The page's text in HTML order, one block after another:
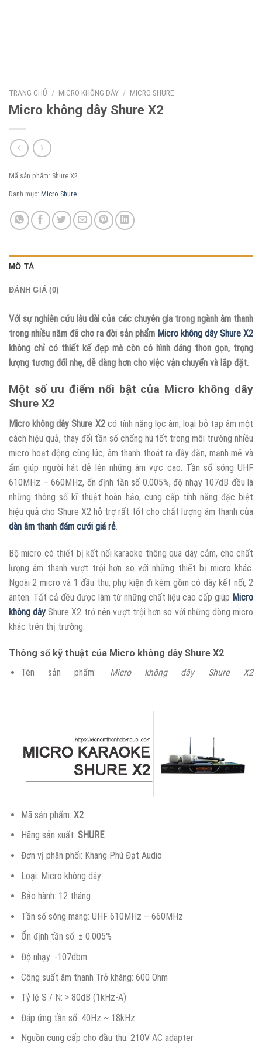
TRANG CHỦ / MICRO KHÔNG DÂY / MICRO SHURE
Micro không dây Shure X2
Mã sản phẩm: Shure X2
Danh mục: Micro Shure
MÔ TẢ
ĐÁNH GIÁ (0)
Với sự nghiên cứu lâu dài của các chuyên gia trong ngành âm thanh
trong nhiều năm đã cho ra đời sản phẩm Micro không dây Shure X2
không chỉ có thiết kế đẹp mà còn có hình dáng thon gọn, trọng
lượng tương đối nhẹ, dễ dàng hơn cho việc vận chuyển và lắp đặt.
Một số ưu điểm nổi bật của Micro không dây
Shure X2
Micro không dây Shure X2có tính năng lọc âm, loại bỏ tạp âm một
cách hiệu quả, thay đổi tần số chống hú tốt trong môi trường nhiều
micro hoạt động cùng lúc, âm thanh thoát ra đầy đặn, mạnh mẽ và
ấm giúp người hát dễ lên những âm vực cao. Tần số sóng UHF
610MHz – 660MHz, ổn định tần số 0.005%, độ nhạy 107dB đều là
những thông số kĩ thuật hoàn hảo, cung cấp tính năng đặc biệt
hiệu quả cho Shure X2 hỗ trợ rất tốt cho chất lượng âm thanh của
dàn âm thanh đám cưới giá rẻ
Bộ micro có thiết bị kết nối karaoke thông qua dây cắm, cho chất
lượng âm thanh vượt trội hơn so với những thiết bị micro khác.
Ngoài 2 micro và 1 đầu thu, phụ kiện đi kèm gồm có dây kết nối, 2
anten. Tất cả đều được làm từ những chất liệu cao cấp giúp Micro
không dây Shure X2 trở nên vượt trội hơn so với những dòng micro
khác trên thị trường.
Thông số kỹ thuật của Micro không dây Shure X2
Tên sản phẩm: Micro không dây Shure X2
Mã sản phẩm: X2
Hãng sản xuất: SHURE
Đơn vị phân phối: Khang Phú Đạt Audio
Loại: Micro không dây
Bảo hành: 12 tháng
Tần số sóng mang: UHF 610MHz – 660MHz
Ổn định tần số: ± 0.005%
Độ nhạy: -107dbm
Công suất âm thanh Trở kháng: 600 Ohm
Tỷ lệ S / N: > 80dB (1kHz-A)
Đáp ứng tần số: 40Hz ~ 18kHz
Nguồn cung cấp cho đầu thu: 210V AC adapter